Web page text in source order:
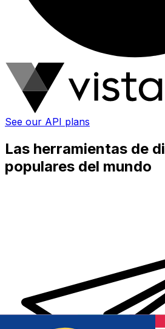
See our API plans
Las herramientas de
populares del mundo